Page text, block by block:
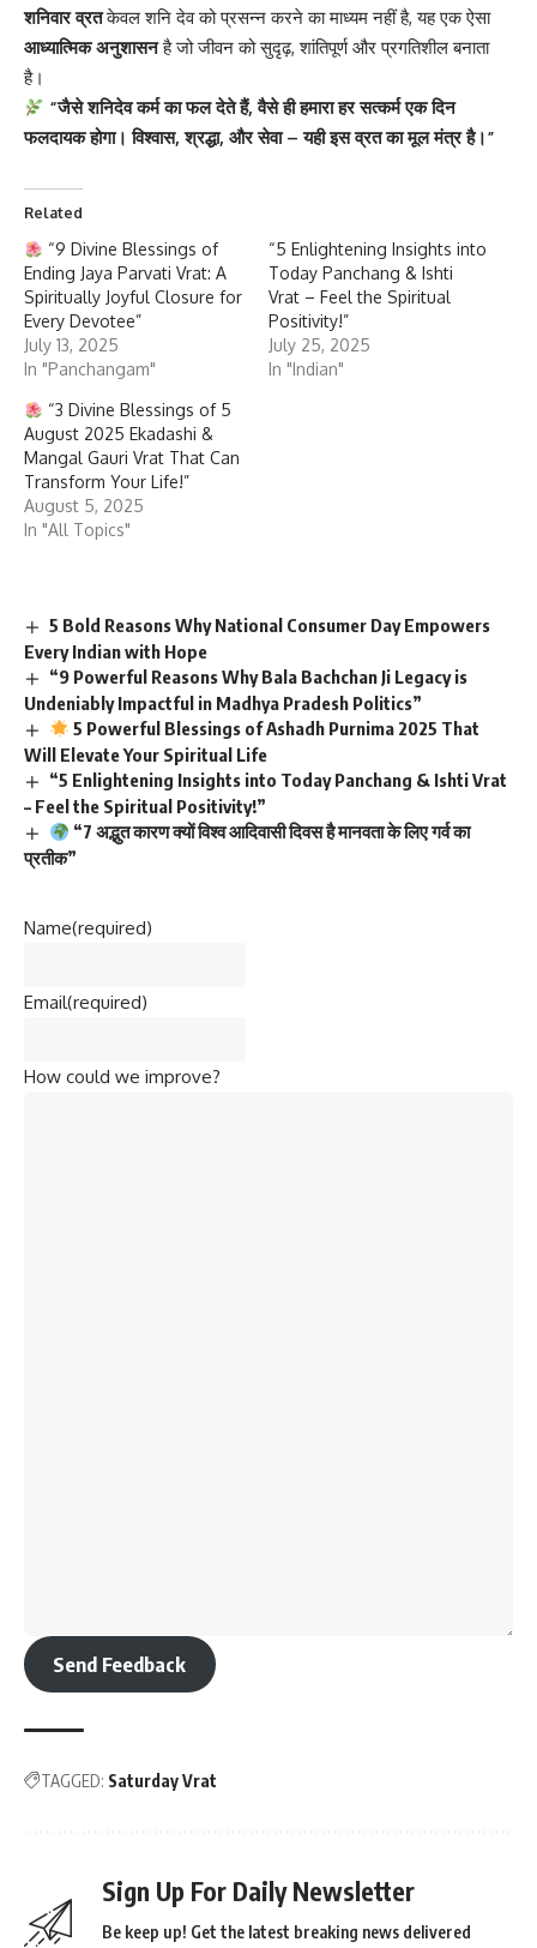
शनिवार व्रतकेवल शनि देव को प्रसन्न करने का माध्यम नहीं है, यह एक ऐसा
आध्यात्मिक अनुशासनहै जो जीवन को सुदृढ़, शांतिपूर्ण और प्रगतिशील बनाता
है।
“जैसे शनिदेव कर्म का फल देते हैं, वैसे ही हमारा हर सत्कर्म एक दिन
फलदायक होगा। विश्वास, श्रद्धा, और सेवा – यही इस व्रत का मूल मंत्र है।”
Related
“9 Divine Blessings of
Ending Jaya Parvati Vrat: A
Spiritually Joyful Closure for
Every Devotee”
July 13, 2025
In "Panchangam"
“5 Enlightening Insights into
Today Panchang & Ishti
Vrat – Feel the Spiritual
Positivity!”
July 25, 2025
In "Indian"
“3 Divine Blessings of 5
August 2025 Ekadashi &
Mangal Gauri Vrat That Can
Transform Your Life!”
August 5, 2025
In "All Topics"
5 Bold Reasons Why National Consumer Day Empowers
Every Indian with Hope
“9 Powerful Reasons Why Bala Bachchan Ji Legacy is
Undeniably Impactful in Madhya Pradesh Politics”
5 Powerful Blessings of Ashadh Purnima 2025 That
Will Elevate Your Spiritual Life
“5 Enlightening Insights into Today Panchang & Ishti Vrat
– Feel the Spiritual Positivity!”
“7 अद्भुत कारण क्यों विश्व आदिवासी दिवस है मानवता के लिए गर्व का
प्रतीक”
Name(required)
Email(required)
How could we improve?
Send Feedback
TAGGED: Saturday Vrat
Sign Up For Daily Newsletter
Be keep up! Get the latest breaking news delivered